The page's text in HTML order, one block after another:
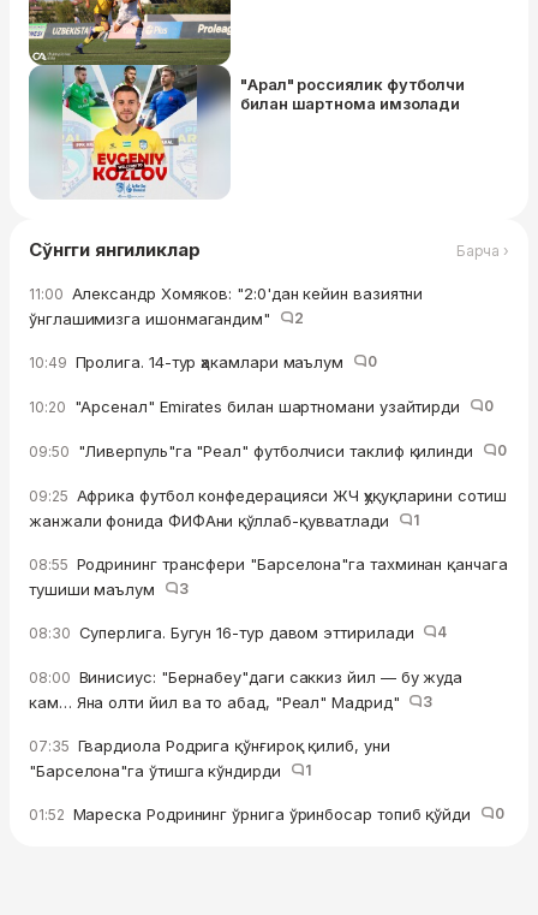
"Арал" россиялик футболчи
билан шартнома имзолади
Сўнгги янгиликлар Барча ›
11:00 Александр Хомяков: "2:0'дан кейин вазиятни
ўнглашимизга ишонмагандим"
2
10:49 Пролига. 14-тур ҳакамлари маълум 0
10:20 "Арсенал" Emirates билан шартномани узайтирди 0
09:50 "Ливерпуль"га "Реал" футболчиси таклиф қилинди 0
09:25 Африка футбол конфедерацияси ЖЧ ҳуқуқларини сотиш
жанжали фонида ФИФАни қўллаб-қувватлади
1
08:55 Родрининг трансфери "Барселона"га тахминан қанчага
тушиши маълум
3
08:30 Суперлига. Бугун 16-тур давом эттирилади 4
08:00 Винисиус: "Бернабеу"даги саккиз йил — бу жуда
кам… Яна олти йил ва то абад, "Реал" Мадрид"
3
07:35 Гвардиола Родрига қўнғироқ қилиб, уни
"Барселона"га ўтишга кўндирди
1
01:52 Мареска Родрининг ўрнига ўринбосар топиб қўйди 0